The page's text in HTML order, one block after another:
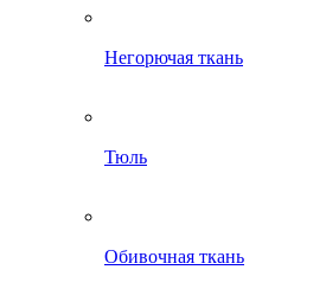
Негорючая ткань
Тюль
Обивочная ткань